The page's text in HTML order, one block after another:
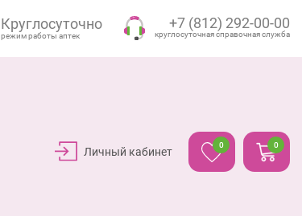
Круглосуточно
режим работы аптек
+7 (812) 292-00-00
круглосуточная справочная служба
Личный кабинет
0 0